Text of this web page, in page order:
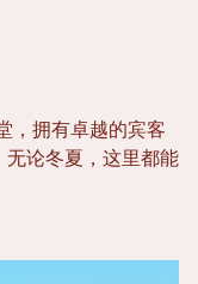
，拥有卓越的宾客
无论冬夏，这里都能